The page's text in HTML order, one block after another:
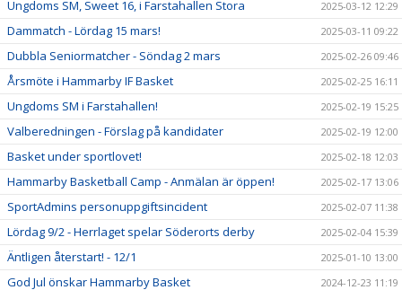
Ungdoms SM, Sweet 16, i Farstahallen Stora 2025-03-12 12:29
Dammatch - Lördag 15 mars! 2025-03-11 09:22
Dubbla Seniormatcher - Söndag 2 mars 2025-02-26 09:46
Årsmöte i Hammarby IF Basket 2025-02-25 16:11
Ungdoms SM i Farstahallen! 2025-02-19 15:25
Valberedningen - Förslag på kandidater 2025-02-19 12:00
Basket under sportlovet! 2025-02-18 12:03
Hammarby Basketball Camp - Anmälan är öppen! 2025-02-17 13:06
SportAdmins personuppgiftsincident 2025-02-07 11:38
Lördag 9/2 - Herrlaget spelar Söderorts derby 2025-02-04 15:39
Äntligen återstart! - 12/1 2025-01-10 13:00
God Jul önskar Hammarby Basket 2024-12-23 11:19